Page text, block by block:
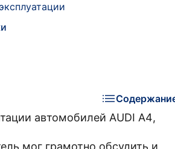
эксплуатации
автомобилей AUDI A4,
мог грамотно обсудить и